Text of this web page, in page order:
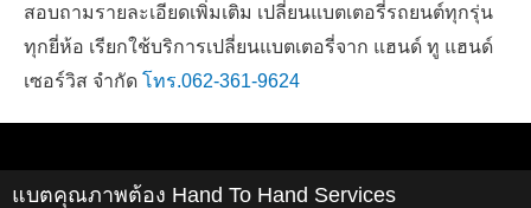
สอบถามรายละเอียดเพิ่มเติม เปลี่ยนแบตเตอรี่รถยนต์ทุกรุ่น
ทุกยี่ห้อ เรียกใช้บริการเปลี่ยนแบตเตอรี่จาก แฮนด์ ทู แฮนด์
เซอร์วิส จำกัด โทร.062-361-9624
แบตคุณภาพต้อง Hand To Hand Services